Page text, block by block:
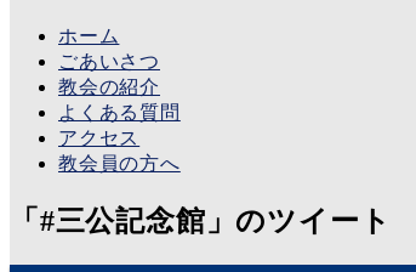
ホーム
ごあいさつ
教会の紹介
よくある質問
アクセス
教会員の方へ
「#三公記念館」のツイート